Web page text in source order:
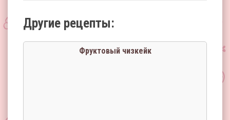
Другие рецепты:
Фруктовый чизкейк